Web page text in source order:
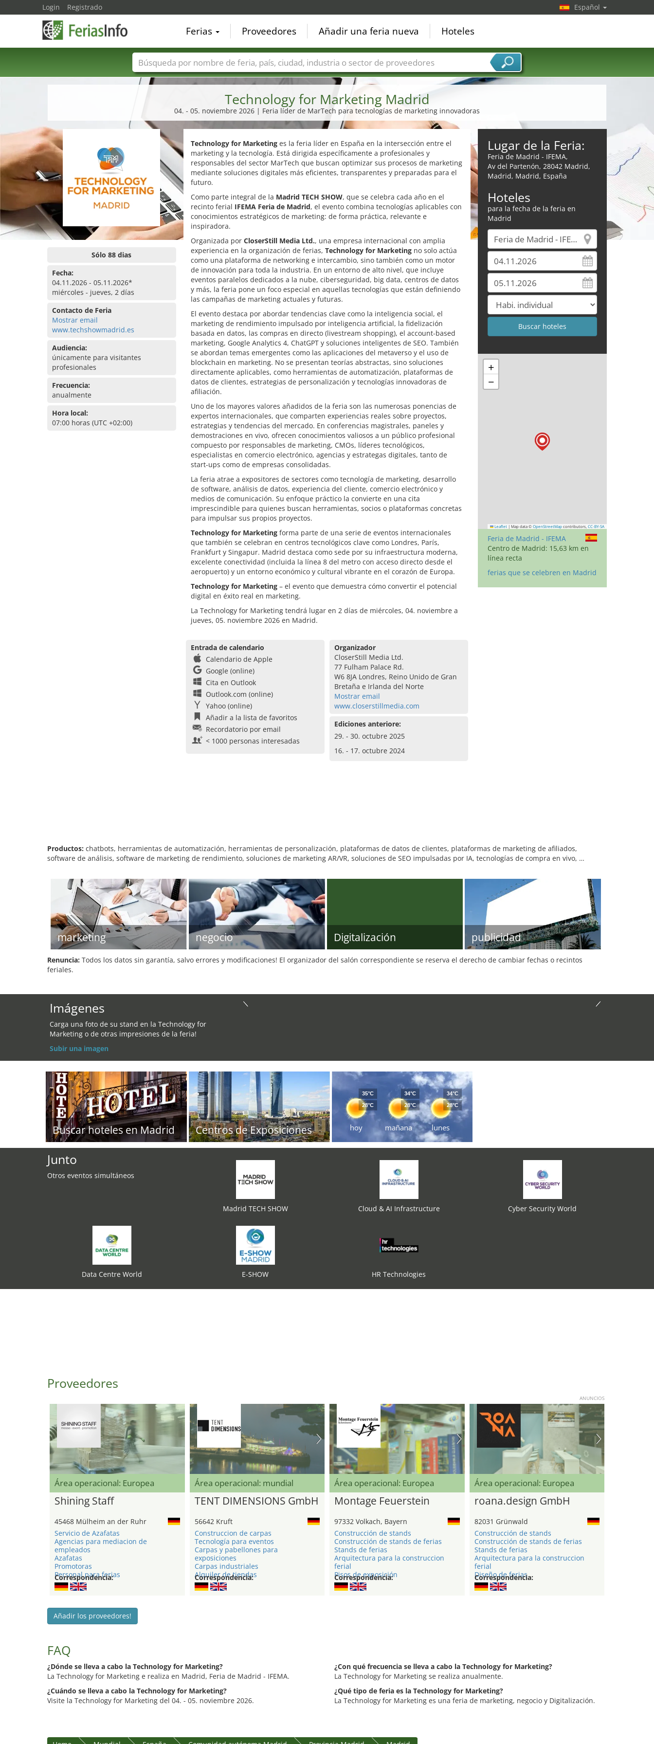
Technology for Marketing Madrid
04. - 05. noviembre 2026 | Feria líder de MarTech para tecnologías de marketing innovadoras
Sólo 88 dias
Fecha:
04.11.2026 - 05.11.2026*
miércoles - jueves, 2 días
Contacto de Feria
Mostrar email
www.techshowmadrid.es
Audiencia:
únicamente para visitantes
profesionales
Frecuencia:
anualmente
Hora local:
07:00 horas (UTC +02:00)
Technology for Marketinges la feria líder en España en la intersección entre el
marketing y la tecnología. Está dirigida específicamente a profesionales y
responsables del sector MarTech que buscan optimizar sus procesos de marketing
mediante soluciones digitales más eficientes, transparentes y preparadas para el
futuro.
Como parte integral de la Madrid TECH SHOW, que se celebra cada año en el
recinto ferial IFEMA Feria de Madrid, el evento combina tecnologías aplicables con
conocimientos estratégicos de marketing: de forma práctica, relevante e
inspiradora.
Organizada por CloserStill Media Ltd., una empresa internacional con amplia
experiencia en la organización de ferias, Technology for Marketingno solo actúa
como una plataforma de networking e intercambio, sino también como un motor
de innovación para toda la industria. En un entorno de alto nivel, que incluye
eventos paralelos dedicados a la nube, ciberseguridad, big data, centros de datos
y más, la feria pone un foco especial en aquellas tecnologías que están definiendo
las campañas de marketing actuales y futuras.
El evento destaca por abordar tendencias clave como la inteligencia social, el
marketing de rendimiento impulsado por inteligencia artificial, la fidelización
basada en datos, las compras en directo (livestream shopping), el account-based
marketing, Google Analytics 4, ChatGPT y soluciones inteligentes de SEO. También
se abordan temas emergentes como las aplicaciones del metaverso y el uso de
blockchain en marketing. No se presentan teorías abstractas, sino soluciones
directamente aplicables, como herramientas de automatización, plataformas de
datos de clientes, estrategias de personalización y tecnologías innovadoras de
afiliación.
Uno de los mayores valores añadidos de la feria son las numerosas ponencias de
expertos internacionales, que comparten experiencias reales sobre proyectos,
estrategias y tendencias del mercado. En conferencias magistrales, paneles y
demostraciones en vivo, ofrecen conocimientos valiosos a un público profesional
compuesto por responsables de marketing, CMOs, líderes tecnológicos,
especialistas en comercio electrónico, agencias y estrategas digitales, tanto de
start-ups como de empresas consolidadas.
La feria atrae a expositores de sectores como tecnología de marketing, desarrollo
de software, análisis de datos, experiencia del cliente, comercio electrónico y
medios de comunicación. Su enfoque práctico la convierte en una cita
imprescindible para quienes buscan herramientas, socios o plataformas concretas
para impulsar sus propios proyectos.
Technology for Marketingforma parte de una serie de eventos internacionales
que también se celebran en centros tecnológicos clave como Londres, París,
Frankfurt y Singapur. Madrid destaca como sede por su infraestructura moderna,
excelente conectividad (incluida la línea 8 del metro con acceso directo desde el
aeropuerto) y un entorno económico y cultural vibrante en el corazón de Europa.
Technology for Marketing– el evento que demuestra cómo convertir el potencial
digital en éxito real en marketing.
La Technology for Marketing tendrá lugar en 2 días de miércoles, 04. noviembre a
jueves, 05. noviembre 2026 en Madrid.
Entrada de calendario
Calendario de Apple
Google (online)
Cita en Outlook
Outlook.com (online)
Yahoo (online)
Añadir a la lista de favoritos
Recordatorio por email
< 1000 personas interesadas
Organizador
CloserStill Media Ltd.
77 Fulham Palace Rd.
W6 8JA Londres, Reino Unido de Gran
Bretaña e Irlanda del Norte
Mostrar email
www.closerstillmedia.com
Ediciones anteriore:
29. - 30. octubre 2025
16. - 17. octubre 2024
Lugar de la Feria:
Feria de Madrid - IFEMA,
Av del Partenón, 28042 Madrid,
Madrid, Madrid, España
Hoteles
para la fecha de la feria en
Madrid
+
−
Leaflet | Map data © OpenStreetMap contributors, CC-BY-SA
Feria de Madrid - IFEMA
Centro de Madrid: 15,63 km en
línea recta
ferias que se celebren en Madrid
Productos: chatbots, herramientas de automatización, herramientas de personalización, plataformas de datos de clientes, plataformas de marketing de afiliados,
software de análisis, software de marketing de rendimiento, soluciones de marketing AR/VR, soluciones de SEO impulsadas por IA, tecnologías de compra en vivo, …
marketing negocio Digitalización publicidad
Renuncia: Todos los datos sin garantía, salvo errores y modificaciones! El organizador del salón correspondiente se reserva el derecho de cambiar fechas o recintos
feriales.
Imágenes
Carga una foto de su stand en la Technology for
Marketing o de otras impresiones de la feria!
Subir una imagen
Buscar hoteles en Madrid Centros de Exposiciones hoy
35°C
28°C
mañana
34°C
28°C
lunes
34°C
28°C
Junto
Otros eventos simultáneos
Madrid TECH SHOW Cloud & AI Infrastructure Cyber Security World
Data Centre World E-SHOW HR Technologies
Proveedores
ANUNCIOS
Área operacional: Europea
Shining Staff
45468 Mülheim an der Ruhr
Servicio de Azafatas
Agencias para mediacion de
empleados
Azafatas
Promotoras
Personal para ferias
Correspondencia:
Área operacional: mundial
TENT DIMENSIONS GmbH
56642 Kruft
Construccion de carpas
Tecnología para eventos
Carpas y pabellones para
exposiciones
Carpas industriales
Alquiler de tiendas
Correspondencia:
Área operacional: Europea
Montage Feuerstein
97332 Volkach, Bayern
Construcción de stands
Construcción de stands de ferias
Stands de ferias
Arquitectura para la construccion
ferial
Pisos de exposición
Correspondencia:
Área operacional: Europea
roana.design GmbH
82031 Grünwald
Construcción de stands
Construcción de stands de ferias
Stands de ferias
Arquitectura para la construccion
ferial
Diseño de ferias
Correspondencia:
Añadir los proveedores!
FAQ
¿Dónde se lleva a cabo la Technology for Marketing?
La Technology for Marketing e realiza en Madrid, Feria de Madrid - IFEMA.
¿Cuándo se lleva a cabo la Technology for Marketing?
Visite la Technology for Marketing del 04. - 05. noviembre 2026.
¿Con qué frecuencia se lleva a cabo la Technology for Marketing?
La Technology for Marketing se realiza anualmente.
¿Qué tipo de feria es la Technology for Marketing?
La Technology for Marketing es una feria de marketing, negocio y Digitalización.
Login Registrado Español
Ferias Proveedores Añadir una feria nueva Hoteles
Nombres de ferias Países Ciudades Sectores de ferias Sectores de proveedor de servicios